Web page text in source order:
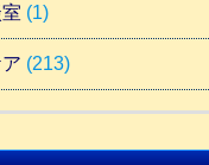
(1)
(213)